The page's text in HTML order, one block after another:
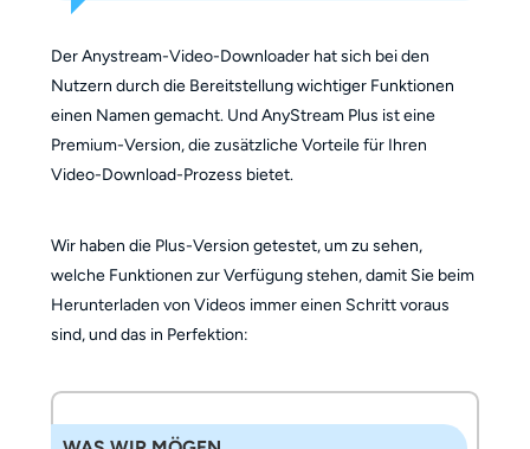
Der Anystream-Video-Downloader hat sich bei den
Nutzern durch die Bereitstellung wichtiger Funktionen
einen Namen gemacht. Und AnyStream Plus ist eine
Premium-Version, die zusätzliche Vorteile für Ihren
Video-Download-Prozess bietet.
Wir haben die Plus-Version getestet, um zu sehen,
welche Funktionen zur Verfügung stehen, damit Sie beim
Herunterladen von Videos immer einen Schritt voraus
sind, und das in Perfektion: